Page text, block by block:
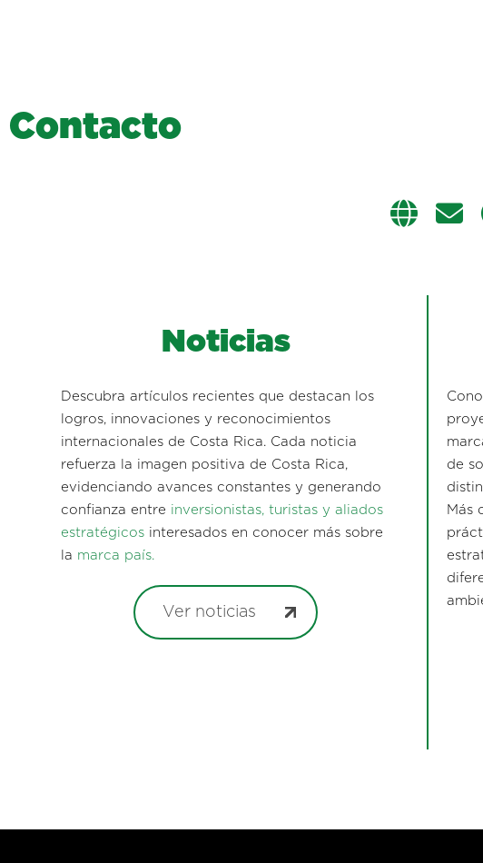
Contacto
Noticias
Descubra artículos recientes que destacan los
logros, innovaciones y reconocimientos
internacionales de Costa Rica. Cada noticia
refuerza la imagen positiva de Costa Rica,
evidenciando avances constantes y generando
confianza entre inversionistas, turistas y aliados
estratégicos interesados en conocer más sobre
la marca país.
Ver noticias
de
Más